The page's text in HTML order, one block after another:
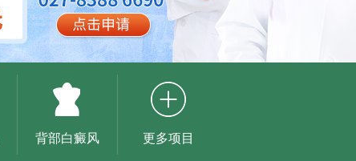
背部白癜风 更多项目